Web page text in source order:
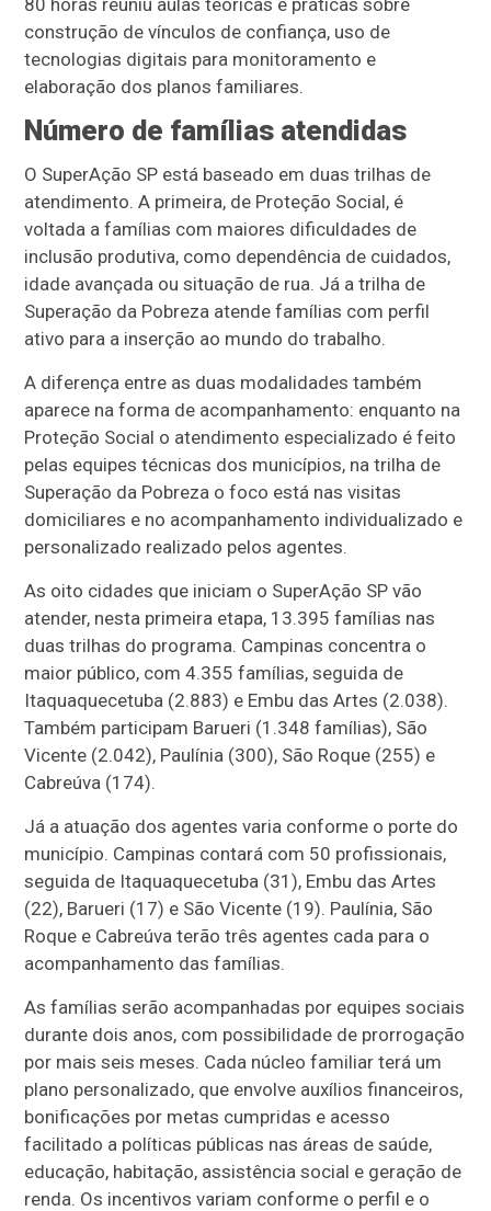
construção de vínculos de confiança, uso de
tecnologias digitais para monitoramento e
elaboração dos planos familiares.
Número de famílias atendidas
O SuperAção SP está baseado em duas trilhas de
atendimento. A primeira, de Proteção Social, é
voltada a famílias com maiores dificuldades de
inclusão produtiva, como dependência de cuidados,
idade avançada ou situação de rua. Já a trilha de
Superação da Pobreza atende famílias com perfil
ativo para a inserção ao mundo do trabalho.
A diferença entre as duas modalidades também
aparece na forma de acompanhamento: enquanto na
Proteção Social o atendimento especializado é feito
pelas equipes técnicas dos municípios, na trilha de
Superação da Pobreza o foco está nas visitas
domiciliares e no acompanhamento individualizado e
personalizado realizado pelos agentes.
As oito cidades que iniciam o SuperAção SP vão
atender, nesta primeira etapa, 13.395 famílias nas
duas trilhas do programa. Campinas concentra o
maior público, com 4.355 famílias, seguida de
Itaquaquecetuba (2.883) e Embu das Artes (2.038).
Também participam Barueri (1.348 famílias), São
Vicente (2.042), Paulínia (300), São Roque (255) e
Cabreúva (174).
Já a atuação dos agentes varia conforme o porte do
município. Campinas contará com 50 profissionais,
seguida de Itaquaquecetuba (31), Embu das Artes
(22), Barueri (17) e São Vicente (19). Paulínia, São
Roque e Cabreúva terão três agentes cada para o
acompanhamento das famílias.
As famílias serão acompanhadas por equipes sociais
durante dois anos, com possibilidade de prorrogação
por mais seis meses. Cada núcleo familiar terá um
plano personalizado, que envolve auxílios financeiros,
bonificações por metas cumpridas e acesso
facilitado a políticas públicas nas áreas de saúde,
educação, habitação, assistência social e geração de
renda. Os incentivos variam conforme o perfil e o